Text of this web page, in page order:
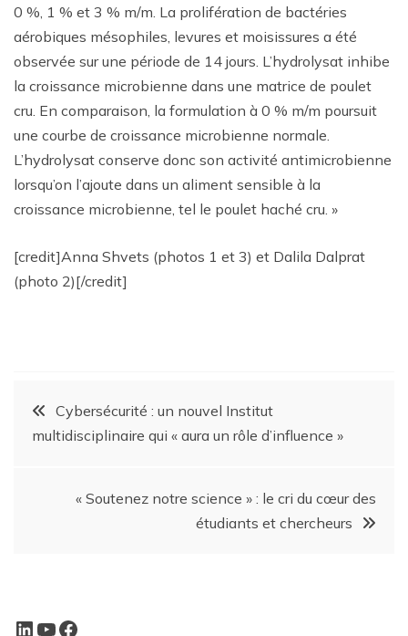
0 %, 1 % et 3 % m/m. La prolifération de bactéries
aérobiques mésophiles, levures et moisissures a été
observée sur une période de 14 jours. L’hydrolysat inhibe
la croissance microbienne dans une matrice de poulet
cru. En comparaison, la formulation à 0 % m/m poursuit
une courbe de croissance microbienne normale.
L’hydrolysat conserve donc son activité antimicrobienne
lorsqu’on l’ajoute dans un aliment sensible à la
croissance microbienne, tel le poulet haché cru. »
[credit]Anna Shvets (photos 1 et 3) et Dalila Dalprat
(photo 2)[/credit]
Cybersécurité : un nouvel Institut
multidisciplinaire qui « aura un rôle d’influence »
« Soutenez notre science » : le cri du cœur des
étudiants et chercheurs